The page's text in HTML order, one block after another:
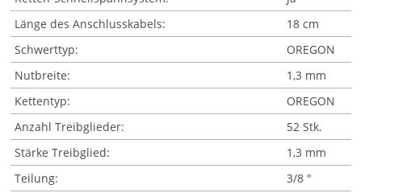
Länge des Anschlusskabels:
18 cm
Schwerttyp:
OREGON
Nutbreite:
1,3 mm
Kettentyp:
OREGON
Anzahl Treibglieder:
52 Stk.
Stärke Treibglied:
1,3 mm
Teilung:
3/8 "